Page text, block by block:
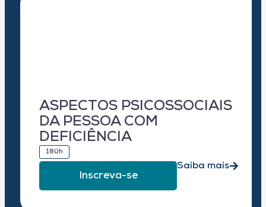
ASPECTOS PSICOSSOCIAIS
DA PESSOA COM
DEFICIÊNCIA
180h
Inscreva-se
Saiba mais